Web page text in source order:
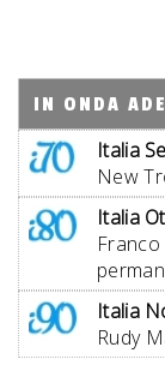
IN ONDA
Italia
New
Italia
Italia
Rudy